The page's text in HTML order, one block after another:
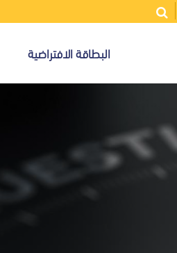
البطاقة الافتراضية